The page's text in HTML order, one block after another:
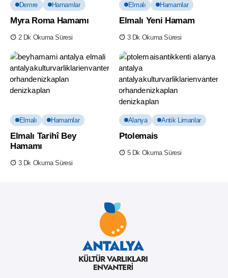
Demre Hamamlar
Myra Roma Hamamı
2 Dk Okuma Süresi
Elmalı Hamamlar
Elmalı Yeni Hamam
3 Dk Okuma Süresi
Elmalı Hamamlar
Elmalı Tarihî Bey
Hamamı
3 Dk Okuma Süresi
Alanya Antik Limanlar
Ptolemais
5 Dk Okuma Süresi